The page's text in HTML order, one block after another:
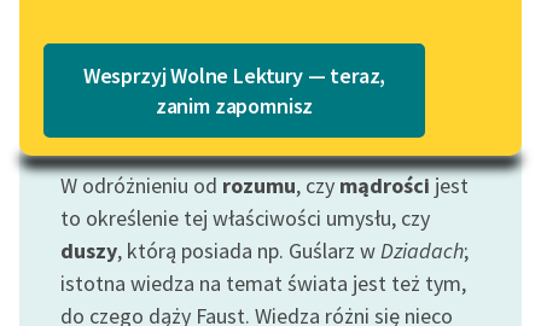
Lektury szkolne i klasyka
literatury do słuchania dla
uczennic i uczniów z
niepełnosprawnościami
E-kolekcja lektur
szkolnych i literatury do
słuchania dla uczennic i
Katalog w formacie PDF
Wesprzyj Wolne Lektury — teraz,
zanim zapomnisz
Motyw: Wiedza
W odróżnieniu od rozumu, czy mądrości jest
to określenie tej właściwości umysłu, czy
duszy, którą posiada np. Guślarz wDziadach;
istotna wiedza na temat świata jest też tym,
do czego dąży Faust. Wiedza różni się nieco